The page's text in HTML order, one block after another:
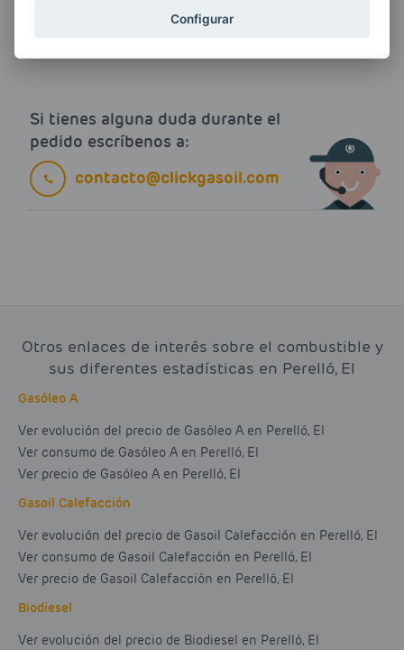
Más información
Si tienes alguna duda durante el
pedido escríbenos a:
contacto@clickgasoil.com
Otros enlaces de interés sobre el combustible y
sus diferentes estadísticas en Perelló, El
Gasóleo A
Ver evolución del precio de Gasóleo A en Perelló, El
Ver consumo de Gasóleo A en Perelló, El
Ver precio de Gasóleo A en Perelló, El
Gasoil Calefacción
Ver evolución del precio de Gasoil Calefacción en Perelló, El
Ver consumo de Gasoil Calefacción en Perelló, El
Ver precio de Gasoil Calefacción en Perelló, El
Biodiesel
Ver evolución del precio de Biodiesel en Perelló, El
Configurar